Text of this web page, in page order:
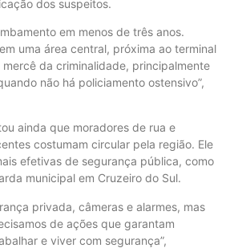
dos suspeitos.
em menos de três anos.
uma área central, próxima ao terminal
da criminalidade, principalmente
não há policiamento ostensivo”,
ainda que moradores de rua e
costumam circular pela região. Ele
efetivas de segurança pública, como
municipal em Cruzeiro do Sul.
privada, câmeras e alarmes, mas
de ações que garantam
e viver com segurança”,